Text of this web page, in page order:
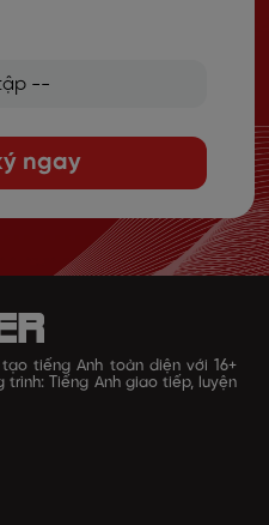
ngay
tiếng Anh toàn diện với 16+
Tiếng Anh giao tiếp, luyện